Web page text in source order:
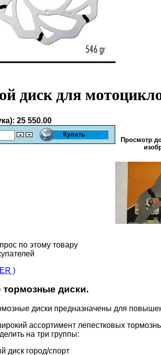
диск для
25 550.00
Просмотр
по этому товару
)
тормозные диски.
диски предназначены для
ассортимент лепестковых
на три группы:
диск город/спорт